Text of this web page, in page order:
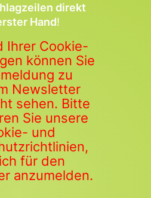
direkt
Hand!
Ihrer Cookie-
können Sie
zu
Newsletter
sehen. Bitte
Sie unsere
und
für den
anzumelden.